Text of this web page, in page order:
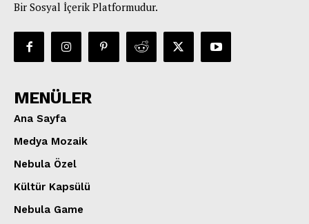
Bir Sosyal İçerik Platformudur.
MENÜLER
Ana Sayfa
Medya Mozaik
Nebula Özel
Kültür Kapsülü
Nebula Game